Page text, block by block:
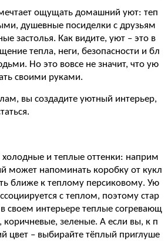
ощущать домашний уют: теп
душевные посиделки с друзьям
застолья. Как видите, уют – это в
тепла, неги, безопасности и бл
Но это вовсе не значит, что ую
своими руками.
вы создадите уютный интерьер,
холодные и теплые оттенки: наприм
может напоминать коробку от кукл
ближе к теплому персиковому. Ую
с теплом, поэтому стар
в своем интерьере теплые согревающ
коричневые, зеленые. А если вы, к п
цвет – выбирайте тёплый приглуше